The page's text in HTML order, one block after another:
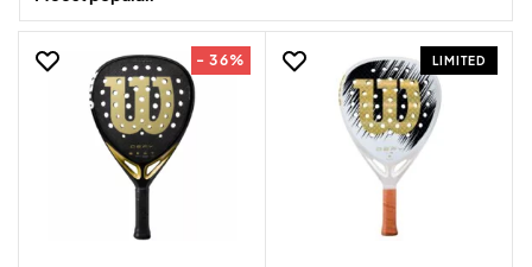
- 36% LIMITED